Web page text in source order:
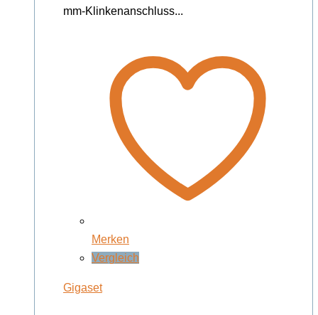
mm-Klinkenanschluss...
Merken
Vergleich
Gigaset